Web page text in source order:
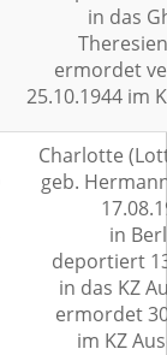
in das
ermordet
25.10.1944 im
Charlotte
geb.
in
deportiert
in das KZ
ermordet
im KZ